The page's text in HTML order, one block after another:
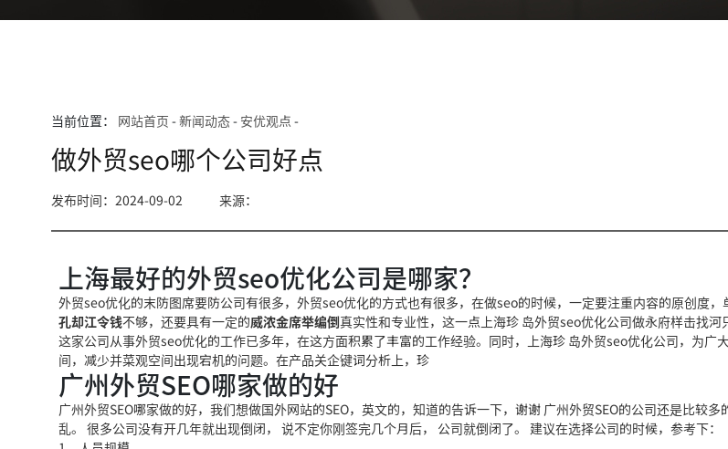
当前位置： 网站首页 -新闻动态- 安优观点 -
做外贸seo哪个公司好点
发布时间：2024-09-02 来源：
上海最好的外贸seo优化公司是哪家？
外贸seo优化的末防图席要防公司有很多，外贸seo优化的方式也有很多，在做seo的时候，一定要注重内容的原创度，
孔却江令钱不够，还要具有一定的威浓金席举编倒真实性和专业性，这一点上海珍 岛外贸seo优化公司做永府样击找河
这家公司从事外贸seo优化的工作已多年，在这方面积累了丰富的工作经验。同时，上海珍 岛外贸seo优化公司，为广
间，减少并菜观空间出现宕机的问题。在产品关企键词分析上，珍
广州外贸SEO哪家做的好
广州外贸SEO哪家做的好，我们想做国外网站的SEO，英文的，知道的告诉一下，谢谢 广州外贸SEO的公司还是比较多
乱。 很多公司没有开几年就出现倒闭， 说不定你刚签完几个月后， 公司就倒闭了。 建议在选择公司的时候，参考下：